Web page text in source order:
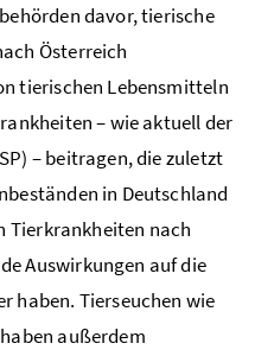
davor, tierische
Österreich
tierischen Lebensmitteln
– wie aktuell der
– beitragen, die zuletzt
in Deutschland
Tierkrankheiten nach
Auswirkungen auf die
haben. Tierseuchen wie
außerdem